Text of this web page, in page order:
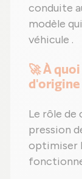
conduite
modèle
véhicule .
🚀 À
d'origine
Le rôle de
pression
optimiser